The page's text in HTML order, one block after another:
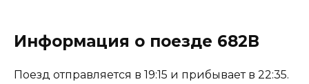
Информация о поезде 682В
Поезд отправляется в 19:15 и прибывает в 22:35.